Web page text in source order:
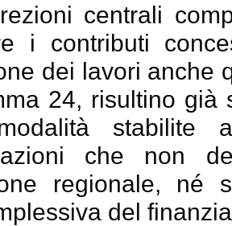
centrali
i contributi
dei lavori anche
24, risultino già
stabilite
che non
regionale, né
del